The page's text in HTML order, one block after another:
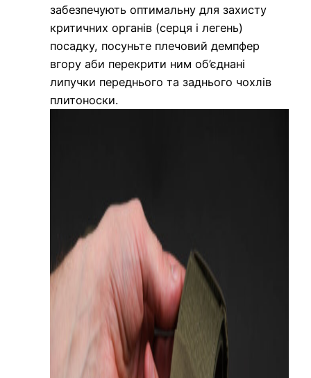
забезпечують оптимальну для захисту
критичних органів (серця і легень)
посадку, посуньте плечовий демпфер
вгору аби перекрити ним об’єднані
липучки переднього та заднього чохлів
плитоноски.